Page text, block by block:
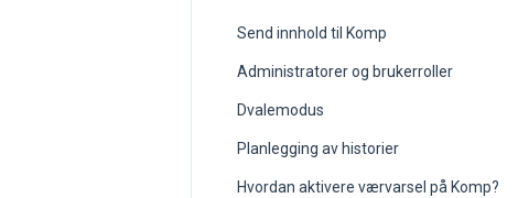
Send innhold til Komp
Administratorer og brukerroller
Dvalemodus
Planlegging av historier
Hvordan aktivere værvarsel på Komp?